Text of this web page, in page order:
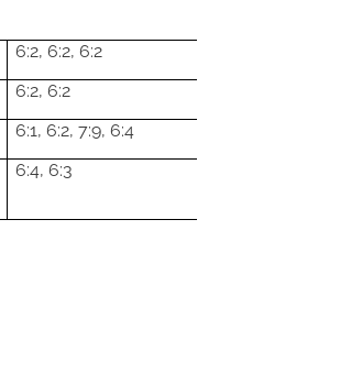
6:2, 6:2, 6:2
6:2, 6:2
6:1, 6:2, 7:9, 6:4
6:4, 6:3